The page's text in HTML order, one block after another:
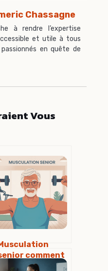
Chassagne
à rendre l’expertise
et utile à tous
en quête de
Vous
comment
se renforcer